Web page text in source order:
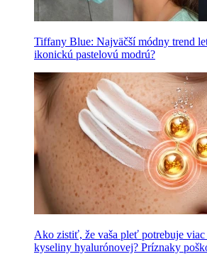
Tiffany Blue: Najväčší módny trend
ikonickú pastelovú modrú?
Ako zistiť, že vaša pleť potrebuje
kyseliny hyalurónovej? Príznaky